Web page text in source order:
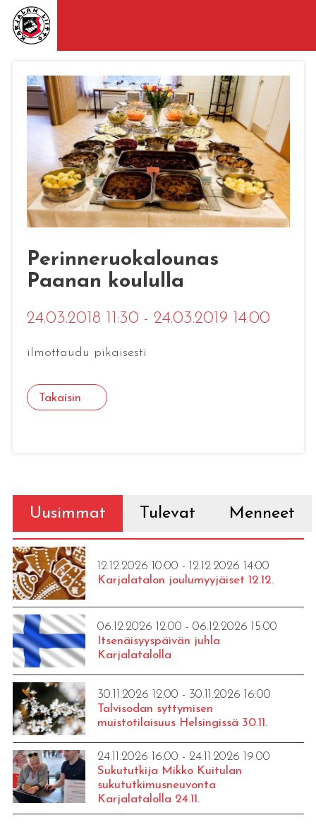
Perinneruokalounas
Paanan koululla
24.03.2018 11:30 - 24.03.2019 14:00
ilmottaudu pikaisesti
Takaisin
Uusimmat Tulevat Menneet
12.12.2026 10:00 - 12.12.2026 14:00
Karjalatalon joulumyyjäiset 12.12.
06.12.2026 12:00 - 06.12.2026 15:00
Itsenäisyyspäivän juhla
Karjalatalolla
30.11.2026 12:00 - 30.11.2026 16:00
Talvisodan syttymisen
muistotilaisuus Helsingissä 30.11.
24.11.2026 16:00 - 24.11.2026 19:00
Sukututkija Mikko Kuitulan
sukututkimusneuvonta
Karjalatalolla 24.11.